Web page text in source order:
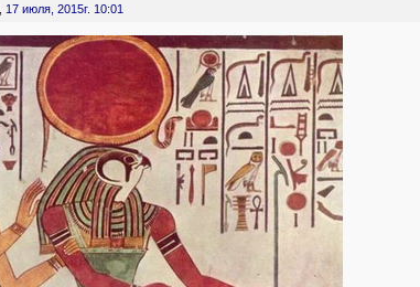
17 июля, 2015г. 10:01